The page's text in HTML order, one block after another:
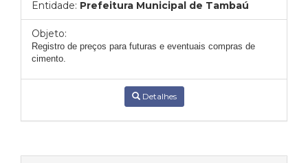
Entidade: Prefeitura Municipal de Tambaú
Objeto:
Registro de preços para futuras e eventuais compras de
cimento.
Detalhes